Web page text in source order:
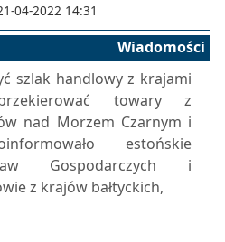
04-2022 14:31
Wiadomości
szlak handlowy z krajami
towary z
nad Morzem Czarnym i
estońskie
Gospodarczych i
z krajów bałtyckich,